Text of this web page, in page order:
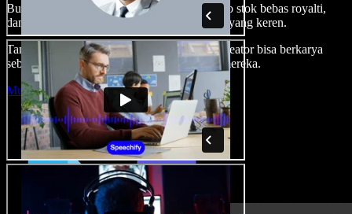
Buat voice over, tambah gambar, audio, video stok bebas royalti,
dan kloning suara untuk proyek audio-video yang keren.
Tanpa kurva belajar, semua dari browser—kreator bisa berkarya
sebebas mungkin dan wujudkan ide kreatif mereka.
Mulai Studio